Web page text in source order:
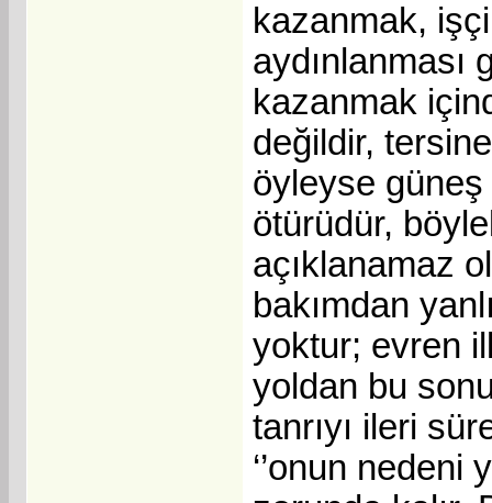
kazanmak,
aydınlanması
kazanmak
değildir,
öyleyse
ötürüdür,
açıklanamaz
bakımdan
yoktur; evren
yoldan bu
tanrıyı ileri
‘’onun nedeni